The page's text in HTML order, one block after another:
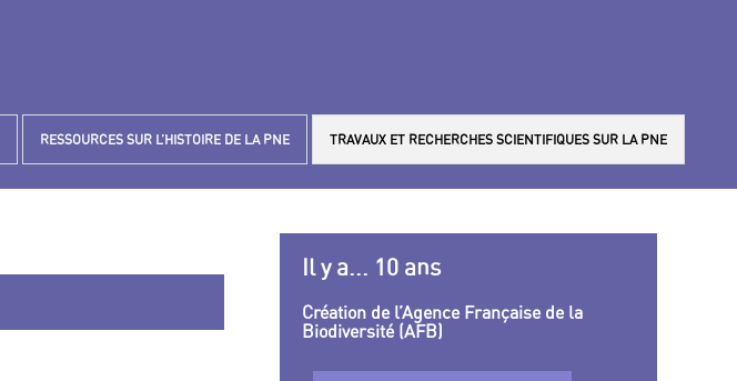
RESSOURCES SUR L’HISTOIRE DE LA PNE TRAVAUX ET RECHERCHES SCIENTIFIQUES SUR LA PNE
Il y a... 10 ans
Création de l’Agence Française de la
Biodiversité (AFB)